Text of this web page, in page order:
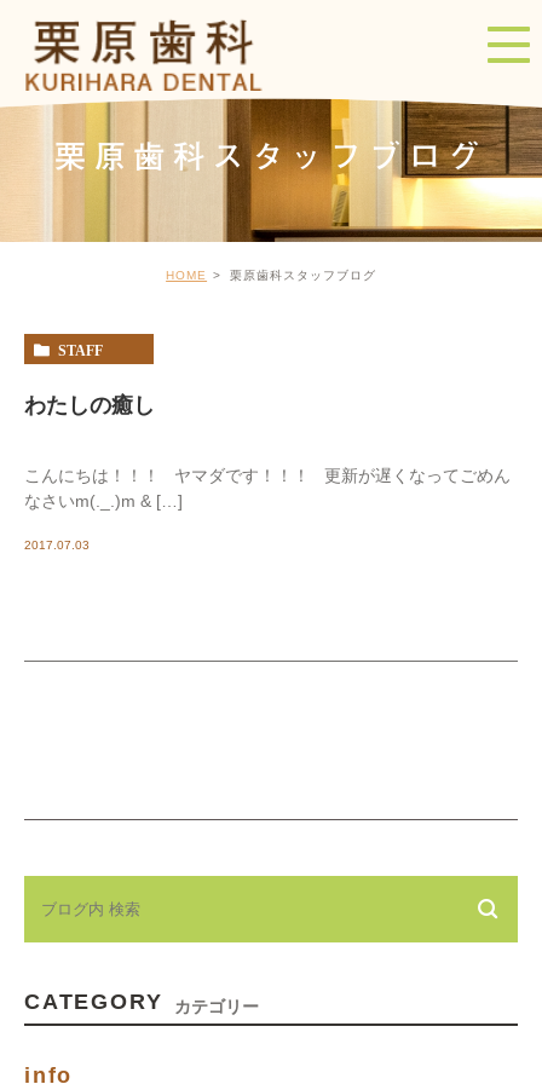
栗原歯科スタッフブログ
HOME 栗原歯科スタッフブログ
STAFF
わたしの癒し
こんにちは！！！ ヤマダです！！！ 更新が遅くなってごめん
なさいm(._.)m & […]
2017.07.03
CATEGORY カテゴリー
info